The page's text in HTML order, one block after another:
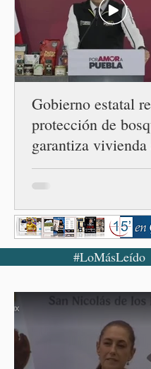
informativo.
Gobierno estatal
protección de
garantiza vivienda
forestales
#LoMásLeído